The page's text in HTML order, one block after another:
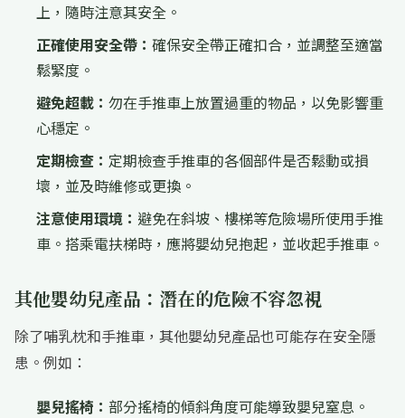
上，隨時注意其安全。
正確使用安全帶： 確保安全帶正確扣合，並調整至適當
鬆緊度。
避免超載： 勿在手推車上放置過重的物品，以免影響重
心穩定。
定期檢查： 定期檢查手推車的各個部件是否鬆動或損
壞，並及時維修或更換。
注意使用環境： 避免在斜坡、樓梯等危險場所使用手推
車。搭乘電扶梯時，應將嬰幼兒抱起，並收起手推車。
其他嬰幼兒產品：潛在的危險不容忽視
除了哺乳枕和手推車，其他嬰幼兒產品也可能存在安全隱
患。例如：
嬰兒搖椅： 部分搖椅的傾斜角度可能導致嬰兒窒息。